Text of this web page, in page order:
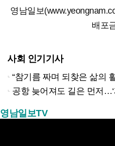
영남일보
배포
사회 인기기사
“참기름 짜며 되찾은 삶의 활력”…대구 중구
공항 늦어져도 길은 먼저…‘제2전
영남일보TV